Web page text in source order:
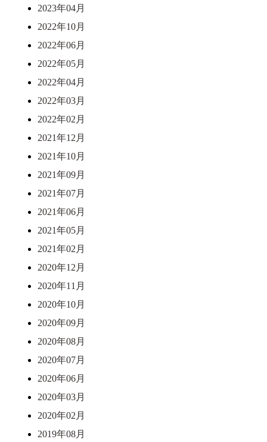
2023年04月
2022年10月
2022年06月
2022年05月
2022年04月
2022年03月
2022年02月
2021年12月
2021年10月
2021年09月
2021年07月
2021年06月
2021年05月
2021年02月
2020年12月
2020年11月
2020年10月
2020年09月
2020年08月
2020年07月
2020年06月
2020年03月
2020年02月
2019年08月